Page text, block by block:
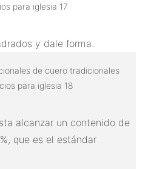
y dale forma.
alcanzar un contenido de
que es el estándar